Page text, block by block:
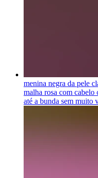
menina negra da pele
malha rosa com cabelo
até a bunda sem muito